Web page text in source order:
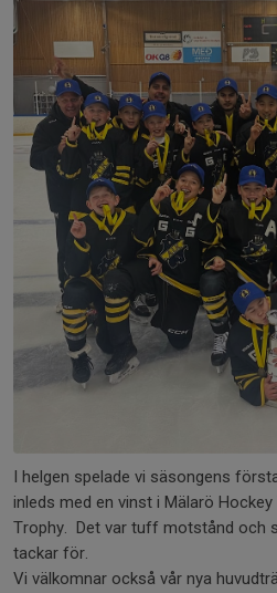
I helgen spelade vi säsongens
inleds med en vinst i Mälarö
Trophy. Det var tuff motstånd och
tackar för.
Vi välkomnar också vår nya